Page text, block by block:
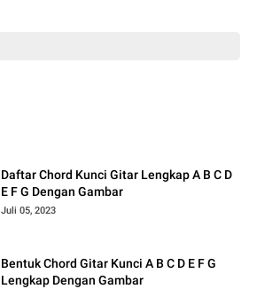
Daftar Chord Kunci Gitar Lengkap A B C D
E F G Dengan Gambar
Juli 05, 2023
Bentuk Chord Gitar Kunci A B C D E F G
Lengkap Dengan Gambar